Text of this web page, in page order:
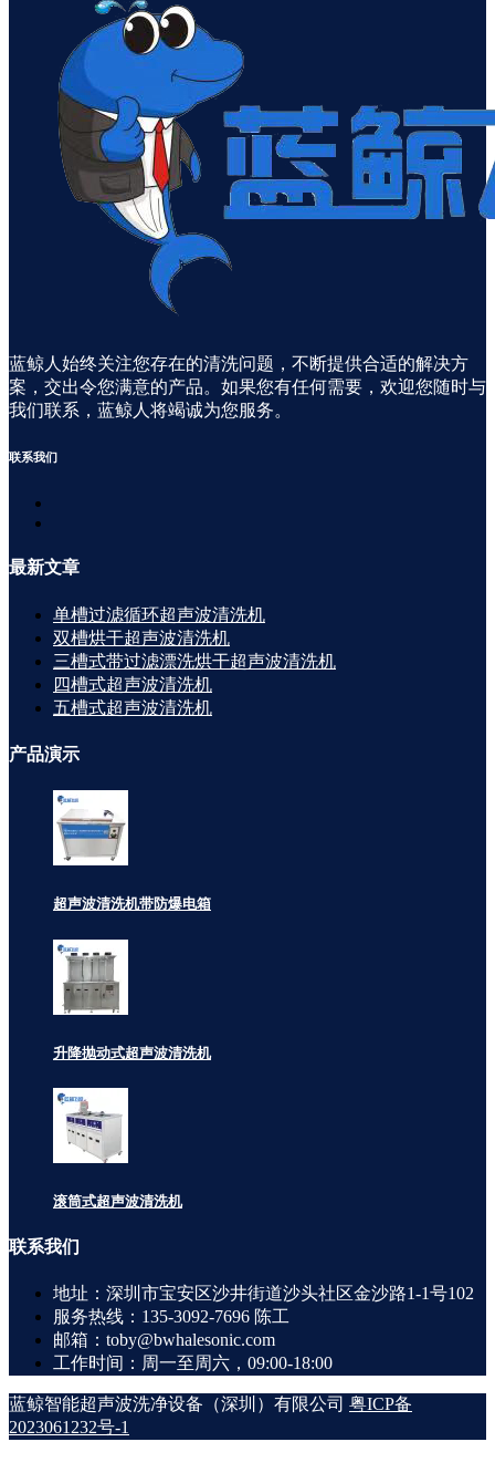
蓝鲸人始终关注您存在的清洗问题，不断提供合适的解决方
案，交出令您满意的产品。如果您有任何需要，欢迎您随时与
我们联系，蓝鲸人将竭诚为您服务。
联系我们
最新文章
单槽过滤循环超声波清洗机
双槽烘干超声波清洗机
三槽式带过滤漂洗烘干超声波清洗机
四槽式超声波清洗机
五槽式超声波清洗机
产品演示
超声波清洗机带防爆电箱
升降抛动式超声波清洗机
滚筒式超声波清洗机
联系我们
地址：深圳市宝安区沙井街道沙头社区金沙路1-1号102
服务热线：135-3092-7696 陈工
邮箱：toby@bwhalesonic.com
工作时间：周一至周六，09:00-18:00
蓝鲸智能超声波洗净设备（深圳）有限公司 粤ICP备
2023061232号-1